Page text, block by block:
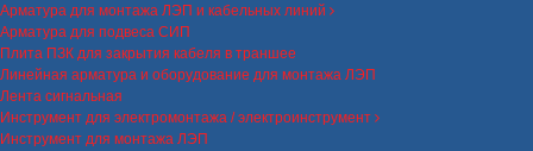
Арматура для монтажа ЛЭП и кабельных линий
Арматура для подвеса СИП
Плита ПЗК для закрытия кабеля в траншее
Линейная арматура и оборудование для монтажа ЛЭП
Лента сигнальная
Инструмент для электромонтажа / электроинструмент
Инструмент для монтажа ЛЭП